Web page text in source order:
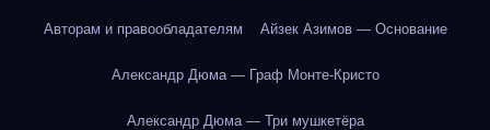
Авторам и правообладателям Айзек Азимов — Основание
Александр Дюма — Граф Монте-Кристо
Александр Дюма — Три мушкетёра